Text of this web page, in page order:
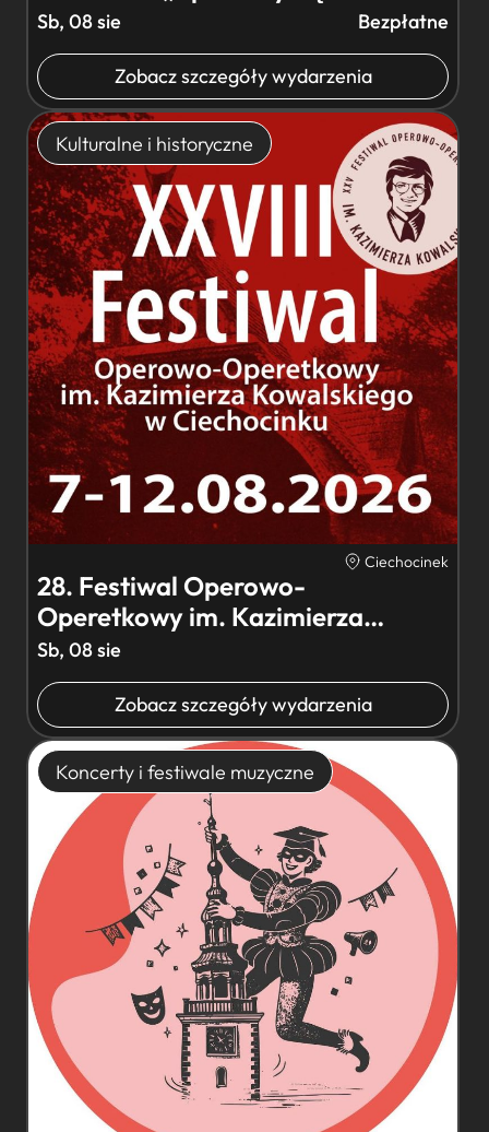
Sb, 08 sie Bezpłatne
Zobacz szczegóły wydarzenia
Kulturalne i historyczne
Ciechocinek
28. Festiwal Operowo-
Operetkowy im. Kazimierza
Kowalskiego –…
Sb, 08 sie
Zobacz szczegóły wydarzenia
Koncerty i festiwale muzyczne